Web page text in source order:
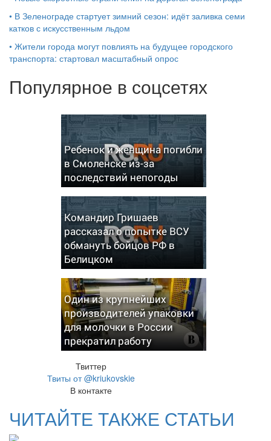
• В Зеленограде стартует зимний сезон: идёт заливка семи
катков с искусственным льдом
• Жители города могут повлиять на будущее городского
транспорта: стартовал масштабный опрос
Популярное в соцсетях
Ребенок и женщина погибли
в Смоленске из-за
последствий непогоды
Командир Гришаев
рассказал о попытке ВСУ
обмануть бойцов РФ в
Белицком
Один из крупнейших
производителей упаковки
для молочки в России
прекратил работу
Твиттер
Твиты от @kriukovskie
В контакте
ЧИТАЙТЕ ТАКЖЕ СТАТЬИ